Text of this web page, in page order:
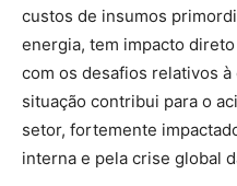
custos de insumos
energia, tem impacto
com os desafios relativos
situação contribui para o
setor, fortemente
interna e pela crise global